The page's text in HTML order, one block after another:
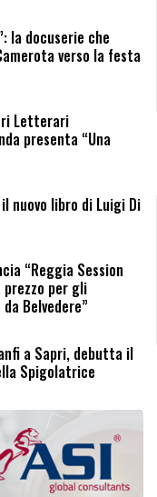
la docuserie che
verso la festa
Letterari
presenta “Una
nuovo libro di Luigi Di
“Reggia Session
per gli
Belvedere”
a Sapri, debutta il
Spigolatrice